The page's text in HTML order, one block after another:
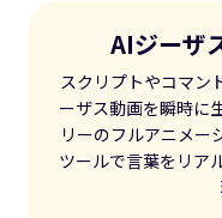
AIジーザ
スクリプトやコマン
ーザス動画を瞬時に
リーのフルアニメー
ツールで言葉をリア